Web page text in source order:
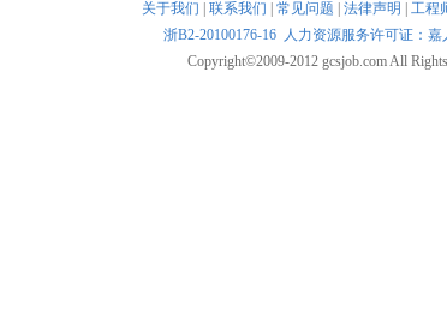
关于我们 联系我们 常见问题 法律声明 工程
浙B2-20100176-16 人力资源服务许可证：嘉
Copyright©2009-2012 gcsjob.com All